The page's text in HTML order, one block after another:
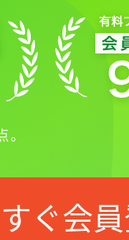
ログイン
ぐ会